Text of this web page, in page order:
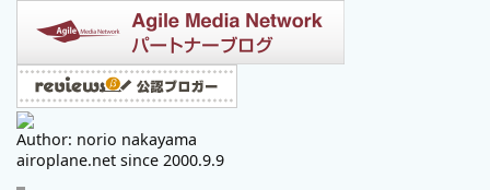
Author: norio nakayama
airoplane.net since 2000.9.9